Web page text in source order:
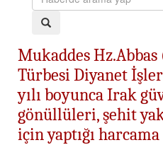
Mukaddes
Türbesi Diyanet
yılı boyunca Irak
gönüllüleri, şehit
için yaptığı